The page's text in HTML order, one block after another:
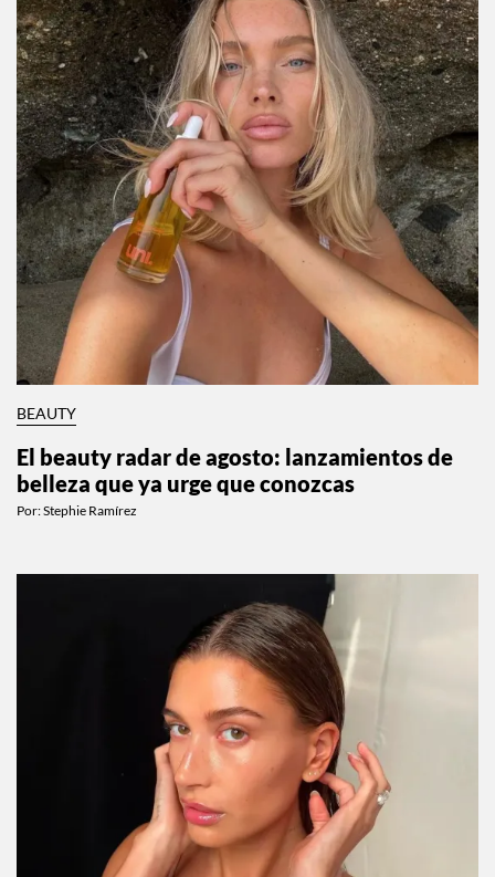
BEAUTY
El beauty radar de agosto: lanzamientos de
belleza que ya urge que conozcas
Por:Stephie Ramírez